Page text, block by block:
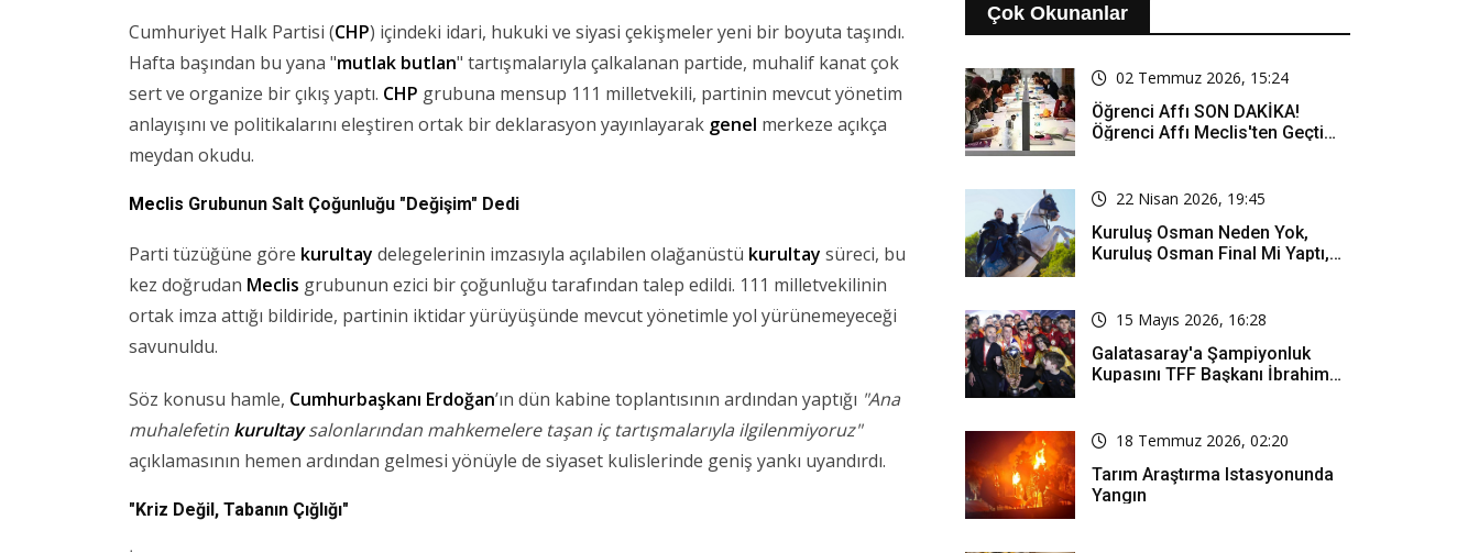
Cumhuriyet Halk Partisi (CHP) içindeki idari, hukuki ve siyasi çekişmeler yeni bir boyuta taşındı.
Hafta başından bu yana "mutlak butlan" tartışmalarıyla çalkalanan partide, muhalif kanat çok
sert ve organize bir çıkış yaptı. CHP grubuna mensup 111 milletvekili, partinin mevcut yönetim
anlayışını ve politikalarını eleştiren ortak bir deklarasyon yayınlayarak genel merkeze açıkça
meydan okudu.
Meclis Grubunun Salt Çoğunluğu "Değişim" Dedi
Parti tüzüğüne göre kurultay delegelerinin imzasıyla açılabilen olağanüstü kurultay süreci, bu
kez doğrudan Meclis grubunun ezici bir çoğunluğu tarafından talep edildi. 111 milletvekilinin
ortak imza attığı bildiride, partinin iktidar yürüyüşünde mevcut yönetimle yol yürünemeyeceği
savunuldu.
Söz konusu hamle, Cumhurbaşkanı Erdoğan’ın dün kabine toplantısının ardından yaptığı "Ana
muhalefetin kurultaysalonlarından mahkemelere taşan iç tartışmalarıyla ilgilenmiyoruz"
açıklamasının hemen ardından gelmesi yönüyle de siyaset kulislerinde geniş yankı uyandırdı.
"Kriz Değil, Tabanın Çığlığı"
Çok Okunanlar
02 Temmuz 2026, 15:24
Öğrenci Affı SON DAKİKA!
Öğrenci Affı Meclis'ten Geçti
22 Nisan 2026, 19:45
Kuruluş Osman Neden Yok,
Kuruluş Osman Final Mi Yaptı,
Zaman Yayınlanacak?
15 Mayıs 2026, 16:28
Galatasaray'a Şampiyonluk
Kupasını TFF Başkanı İbrahim
18 Temmuz 2026, 02:20
Tarım Araştırma Istasyonunda
Yangın